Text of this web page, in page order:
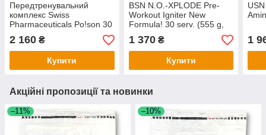
Передтренувальний
комплекс Swiss
Pharmaceuticals Po!son 30
serv. 300 g
2 160 ₴
Купити
BSN N.O.-XPLODE Pre-
Workout Igniter New
Formula! 30 serv. (555 g,
watermelon)
1 370₴
Купити
1
Акційні пропозиції та новинки
–11% –10%